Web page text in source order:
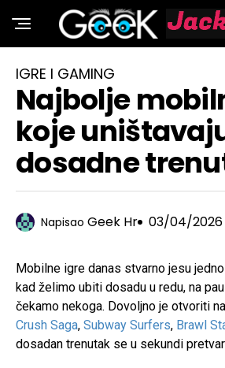
GeeK.hr
IGRE I GAMING
Najbolje
koje
dosadne
Napisao Geek Hr 03/04/2026
Mobilne igre danas stvarno jesu
kad želimo ubiti dosadu u redu, na
čekamo nekoga. Dovoljno je otvoriti
Crush Saga, Subway Surfers, Brawl
dosadan trenutak se u sekundi